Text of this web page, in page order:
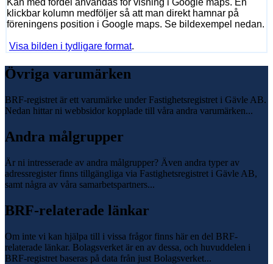
Kan med fördel användas för visning i Google maps. En
klickbar kolumn medföljer så att man direkt hamnar på
föreningens position i Google maps. Se bildexempel nedan.
Visa bilden i tydligare format.
Övriga varumärken
BRF-registret är ett varumärke under Fastighetsregistret i Gävle AB.
Nedan hittar ni webbsidor kopplade till våra andra varumärken...
Andra målgrupper
Är ni intresserade av andra målgrupper? Även andra typer av
adressregister finns tillgängliga via Fastighetsregistret i Gävle AB,
samt några av våra samarbetspartners...
BRF-relaterade länkar
Om inte vi kan hjälpa till i vissa frågor finns här en del BRF-
relaterade länkar. Bolagsverket är en av dessa, och huvuddelen i
BRF-registret baseras på data från just Bolagsverket...